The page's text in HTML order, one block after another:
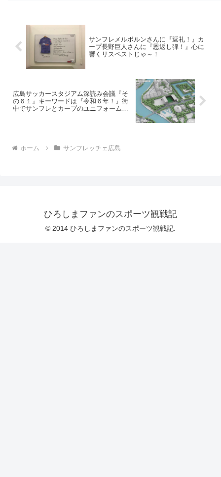
サンフレメルボルンさんに『返礼！』カ
ープ長野巨人さんに『恩返し弾！』心に
響くリスペストじゃ～！
広島サッカースタジアム深読み会議『そ
の６１』キーワードは『令和６年！』街
中でサンフレとカープのユニフォームコ
ホーム サンフレッチェ広島
ひろしまファンのスポーツ観戦記
© 2014 ひろしまファンのスポーツ観戦記.